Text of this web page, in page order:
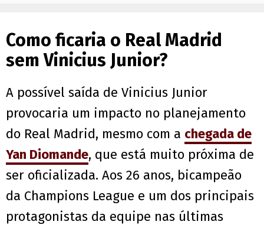
Como ficaria o Real Madrid
sem Vinicius Junior?
A possível saída de Vinicius Junior
provocaria um impacto no planejamento
do Real Madrid, mesmo com a chegada de
Yan Diomande, que está muito próxima de
ser oficializada. Aos 26 anos, bicampeão
da Champions League e um dos principais
protagonistas da equipe nas últimas